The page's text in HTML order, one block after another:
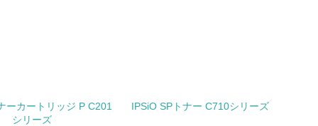
クル目標や計画を立てている
ーカートリッジ P C201
シリーズ
IPSiO SPトナー C710シリーズ